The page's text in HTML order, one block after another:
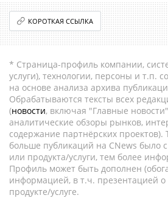
КОРОТКАЯ ССЫЛКА
* Страница-профиль компании,
услуги), технологии, персоны и т.п.
на основе анализа архива
Обрабатываются тексты всех
(новости, включая "Главные
аналитические обзоры рынков,
содержание партнёрских
больше публикаций на CNews было
или продукта/услуги, тем более
Профиль может быть дополнен
информацией, в т.ч. презентацией
продукте/услуге.